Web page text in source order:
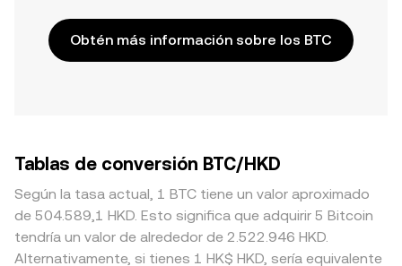
Obtén más información sobre los BTC
Tablas de conversión BTC/HKD
Según la tasa actual, 1 BTC tiene un valor aproximado
de 504.589,1 HKD. Esto significa que adquirir 5 Bitcoin
tendría un valor de alrededor de 2.522.946 HKD.
Alternativamente, si tienes 1 HK$ HKD, sería equivalente